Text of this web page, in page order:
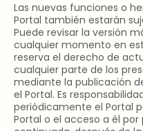
Las nuevas funciones o
Portal también estarán
Puede revisar la versión
cualquier momento en
reserva el derecho de
cualquier parte de los
mediante la publicación
el Portal. Es
periódicamente el Portal
Portal o el acceso a él